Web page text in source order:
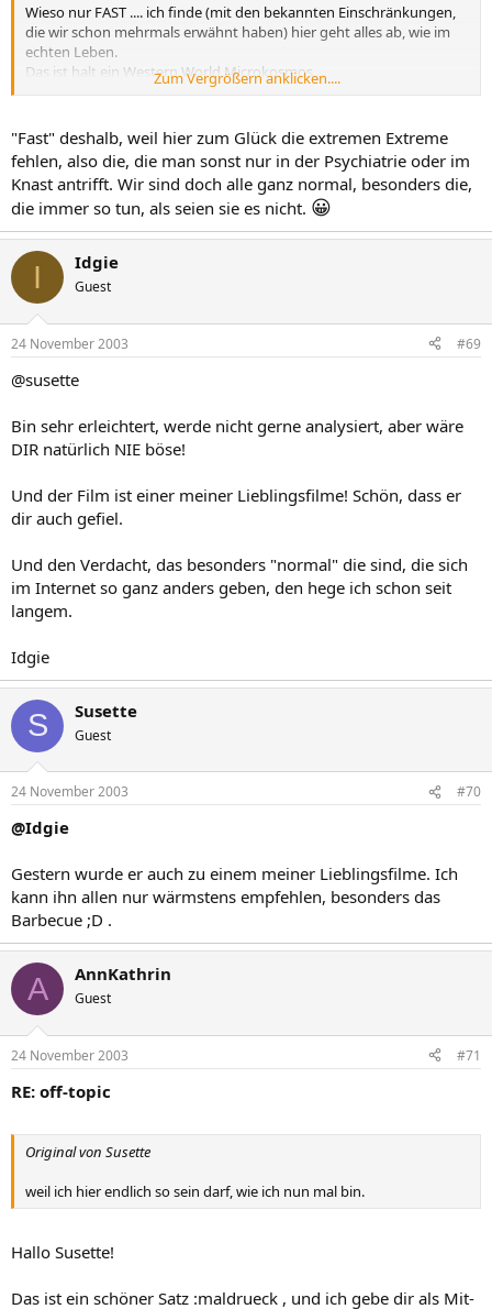
Wieso nur FAST .... ich finde (mit den bekannten Einschränkungen,
die wir schon mehrmals erwähnt haben) hier geht alles ab, wie im
echten Leben.
Das ist halt ein Western World Microkosmos ...
Wahllose PNs liegen mir nicht so ... da trink ich lieber unterm Tisch
weiter!
Liebe Grüße, Anke
Zum Vergrößern anklicken....
"Fast" deshalb, weil hier zum Glück die extremen Extreme
fehlen, also die, die man sonst nur in der Psychiatrie oder im
Knast antrifft. Wir sind doch alle ganz normal, besonders die,
die immer so tun, als seien sie es nicht. 😀
I Idgie
Guest
24 November 2003 #69
@susette
Bin sehr erleichtert, werde nicht gerne analysiert, aber wäre
DIR natürlich NIE böse!
Und der Film ist einer meiner Lieblingsfilme! Schön, dass er
dir auch gefiel.
Und den Verdacht, das besonders "normal" die sind, die sich
im Internet so ganz anders geben, den hege ich schon seit
langem.
Idgie
S Susette
Guest
24 November 2003 #70
@Idgie
Gestern wurde er auch zu einem meiner Lieblingsfilme. Ich
kann ihn allen nur wärmstens empfehlen, besonders das
Barbecue ;D .
A AnnKathrin
Guest
24 November 2003 #71
RE: off-topic
Original von Susette
weil ich hier endlich so sein darf, wie ich nun mal bin.
Hallo Susette!
Das ist ein schöner Satz :maldrueck , und ich gebe dir als Mit-